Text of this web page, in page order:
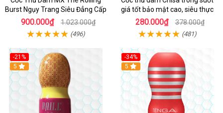
Burst Ngụy Trang Siêu Đẳng Cấp
900.000₫ 1.023.000₫
(496)
giá tốt bảo mật cao, siêu thực
280.000₫ 378.000₫
(481)
-21%
5
-34%
5